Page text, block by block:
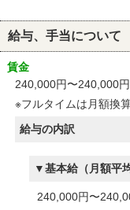
給与、手当について
賃金
240,000円〜240,000円
※フルタイムは月額換
給与の内訳
基本給（月額平
240,000円〜